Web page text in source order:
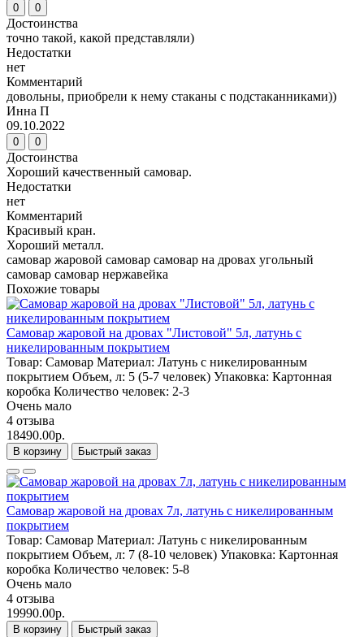
0 0
Достоинства
точно такой, какой представляли)
Недостатки
нет
Комментарий
довольны, приобрели к нему стаканы с подстаканниками))
Инна П
09.10.2022
0 0
Достоинства
Хороший качественный самовар.
Недостатки
нет
Комментарий
Красивый кран.
Хороший металл.
самовар жаровой самовар самовар на дровах угольный
самовар самовар нержавейка
Похожие товары
Самовар жаровой на дровах "Листовой" 5л, латунь с
никелированным покрытием
Товар: Самовар Материал: Латунь с никелированным
покрытием Объем, л: 5 (5-7 человек) Упаковка: Картонная
коробка Количество человек: 2-3
Очень мало
4 отзыва
18490.00р.
В корзину Быстрый заказ
Самовар жаровой на дровах 7л, латунь с никелированным
покрытием
Товар: Самовар Материал: Латунь с никелированным
покрытием Объем, л: 7 (8-10 человек) Упаковка: Картонная
коробка Количество человек: 5-8
Очень мало
4 отзыва
19990.00р.
В корзину Быстрый заказ